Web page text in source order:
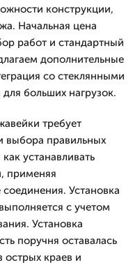
конструкции,
Начальная цена
работ и стандартный
дополнительные
со стеклянными
больших нагрузок.
требует
выбора правильных
устанавливать
применяя
Установка
с учетом
Установка
поручня оставалась
острых краев и